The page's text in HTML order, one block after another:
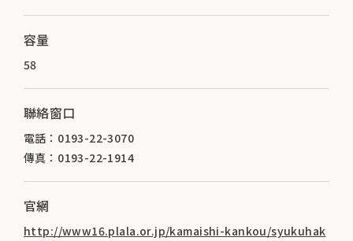
容量
58
聯絡窗口
電話 ： 0193-22-3070
傳真 ： 0193-22-1914
官網
http://www16.plala.or.jp/kamaishi-kankou/syukuhak